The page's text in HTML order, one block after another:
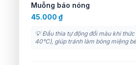
Muỗng báo nóng
45.000 ₫
💡 Đầu thìa tự động đổi màu khi
40°C), giúp tránh làm bỏng miệng